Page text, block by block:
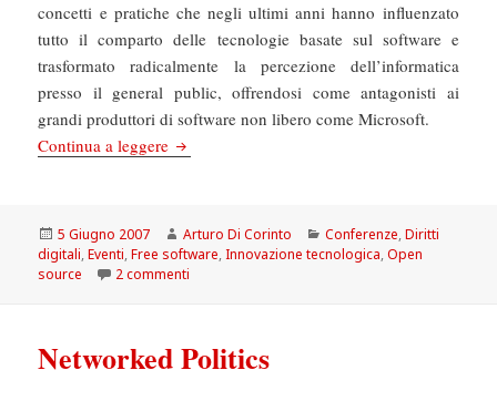
concetti e pratiche che negli ultimi anni hanno influenzato
tutto il comparto delle tecnologie basate sul software e
trasformato radicalmente la percezione dell’informatica
presso il general public, offrendosi come antagonisti ai
grandi produttori di software non libero come Microsoft.
Continua a leggere La Repubblica del software (libero)
Scritto
il
5 Giugno 2007 Autore
Arturo Di Corinto Categorie
Conferenze,Diritti
digitali,Eventi,Free software,Innovazione tecnologica,Open
source
2 commenti
Networked Politics